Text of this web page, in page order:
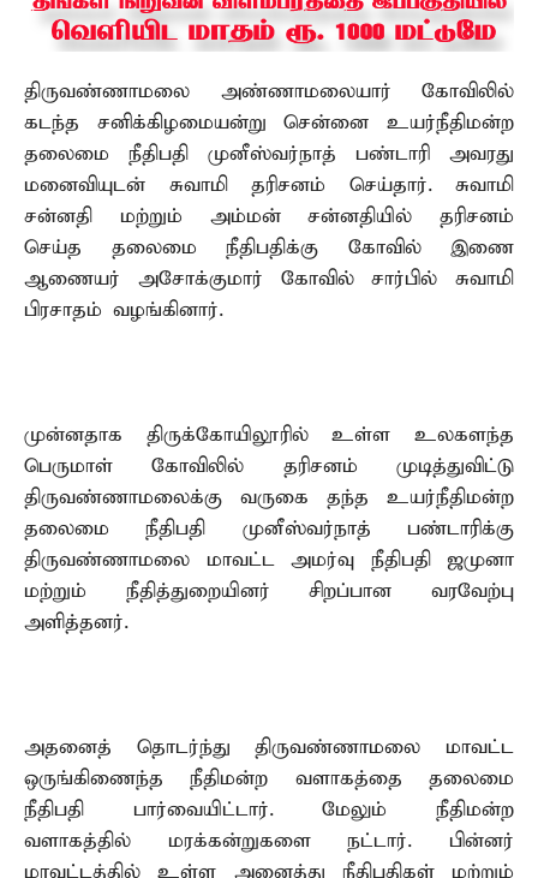
திருவண்ணாமலை அண்ணாமலையார் கோவிலில்
கடந்த சனிக்கிழமையன்று சென்னை உயர்நீதிமன்ற
தலைமை நீதிபதி முனீஸ்வர்நாத் பண்டாரி அவரது
மனைவியுடன் சுவாமி தரிசனம் செய்தார். சுவாமி
சன்னதி மற்றும் அம்மன் சன்னதியில் தரிசனம்
செய்த தலைமை நீதிபதிக்கு கோவில் இணை
ஆணையர் அசோக்குமார் கோவில் சார்பில் சுவாமி
பிரசாதம் வழங்கினார்.
முன்னதாக திருக்கோயிலூரில் உள்ள உலகளந்த
பெருமாள் கோவிலில் தரிசனம் முடித்துவிட்டு
திருவண்ணாமலைக்கு வருகை தந்த உயர்நீதிமன்ற
தலைமை நீதிபதி முனீஸ்வர்நாத் பண்டாரிக்கு
திருவண்ணாமலை மாவட்ட அமர்வு நீதிபதி ஜமுனா
மற்றும் நீதித்துறையினர் சிறப்பான வரவேற்பு
அளித்தனர்.
அதனைத் தொடர்ந்து திருவண்ணாமலை மாவட்ட
ஒருங்கிணைந்த நீதிமன்ற வளாகத்தை தலைமை
நீதிபதி பார்வையிட்டார். மேலும் நீதிமன்ற
வளாகத்தில் மரக்கன்றுகளை நட்டார். பின்னர்
மாவட்டத்தில் உள்ள அனைத்து நீதிபதிகள் மற்றும்